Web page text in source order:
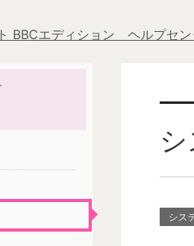
BBCエディション ヘルプセン
シス